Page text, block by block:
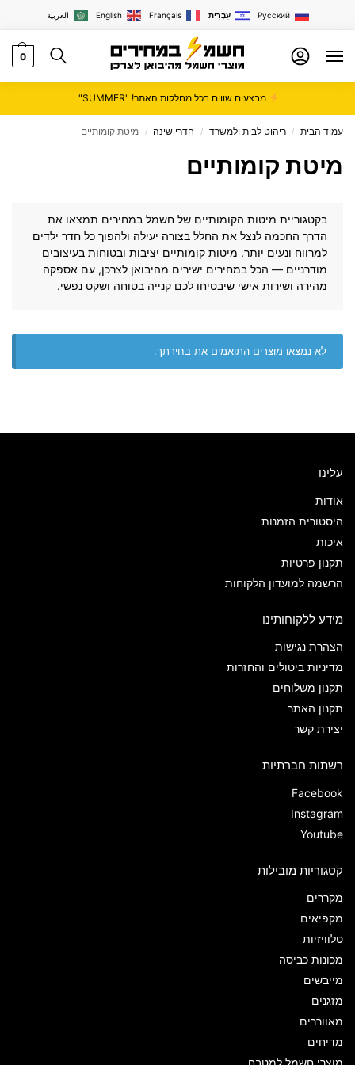
العربية English Français עִבְרִית Русский
0
מבצעים שווים בכל מחלקות האתר! "SUMMER"
עמוד הבית / ריהוט לבית ולמשרד / חדרי שינה / מיטת קומותיים
מיטת קומותיים
בקטגוריית מיטות הקומותיים של חשמל במחירים תמצאו את
הדרך החכמה לנצל את החלל בצורה יעילה ולהפוך כל חדר ילדים
למרווח ונעים יותר. מיטות קומותיים יציבות ובטוחות בעיצובים
מודרניים — הכל במחירים ישירים מהיבואן לצרכן, עם אספקה
מהירה ושירות אישי שיבטיחו לכם קנייה בטוחה ושקט נפשי.
לא נמצאו מוצרים התואמים את בחירתך.
עלינו
אודות
היסטורית הזמנות
איכות
תקנון פרטיות
הרשמה למועדון הלקוחות
מידע ללקוחותינו
הצהרת נגישות
מדיניות ביטולים והחזרות
תקנון משלוחים
תקנון האתר
יצירת קשר
רשתות חברתיות
Facebook
Instagram
Youtube
קטגוריות מובילות
מקררים
מקפיאים
טלוויזיות
מכונות כביסה
מייבשים
מזגנים
מאווררים
מדיחים